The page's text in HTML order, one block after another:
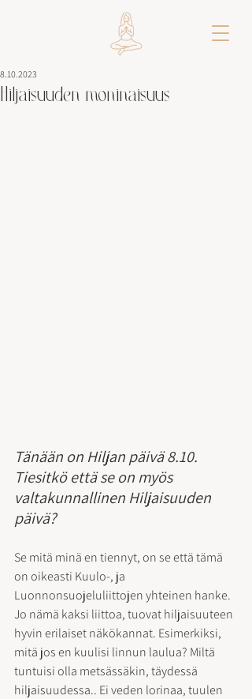
Hiljaisuuden moninaisuus
8.10.2023
Tänään on Hiljan päivä 8.10.
Tiesitkö että se on myös
valtakunnallinen Hiljaisuuden
päivä?
Se mitä minä en tiennyt, on se että tämä
on oikeasti Kuulo-, ja
Luonnonsuojeluliittojen yhteinen hanke.
Jo nämä kaksi liittoa, tuovat hiljaisuuteen
hyvin erilaiset näkökannat. Esimerkiksi,
mitä jos en kuulisi linnun laulua? Miltä
tuntuisi olla metsässäkin, täydessä
hiljaisuudessa.. Ei veden lorinaa, tuulen